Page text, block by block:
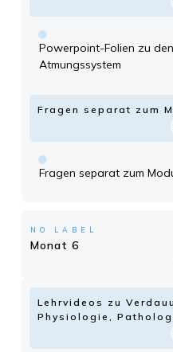
Powerpoint-Folien zu
Atmungssystem
Fragen separat zum
Fragen separat zum
NO LABEL
Monat 6
Lehrvideos zu
Physiologie,